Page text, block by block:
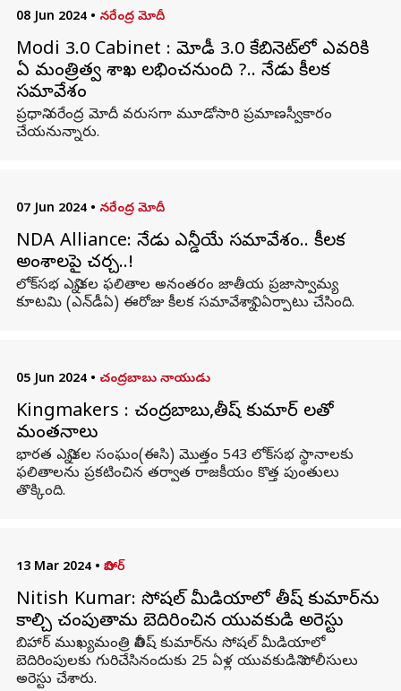
08 Jun 2024 • నరేంద్ర మోదీ
Modi 3.0 Cabinet : మోడీ 3.0 కేబినెట్‌లో ఎవరికి
ఏ మంత్రిత్వ శాఖ లభించనుంది ?.. నేడు కీలక
సమావేశం
ప్రధాని నరేంద్ర మోదీ వరుసగా మూడోసారి ప్రమాణస్వీకారం
చేయనున్నారు.
07 Jun 2024 • నరేంద్ర మోదీ
NDA Alliance: నేడు ఎన్డీయే సమావేశం.. కీలక
అంశాలపై చర్చ..!
లోక్‌సభ ఎన్నికల ఫలితాల అనంతరం జాతీయ ప్రజాస్వామ్య
కూటమి (ఎన్‌డీఏ) ఈరోజు కీలక సమావేశాన్ని ఏర్పాటు చేసింది.
05 Jun 2024 • చంద్రబాబు నాయుడు
Kingmakers : చంద్రబాబు,నితీష్ కుమార్ లతో
మంతనాలు
భారత ఎన్నికల సంఘం(ఈసి) మొత్తం 543 లోక్‌సభ స్థానాలకు
ఫలితాలను ప్రకటించిన తర్వాత రాజకీయం కొత్త పుంతులు
తొక్కింది.
13 Mar 2024 • బిహార్
Nitish Kumar: సోషల్ మీడియాలో నితీష్ కుమార్‌ను
కాల్చి చంపుతామని బెదిరించిన యువకుడి అరెస్టు
బిహార్ ముఖ్యమంత్రి నితీష్ కుమార్‌ను సోషల్ మీడియాలో
బెదిరింపులకు గురిచేసినందుకు 25 ఏళ్ల యువకుడిని పోలీసులు
అరెస్టు చేశారు.